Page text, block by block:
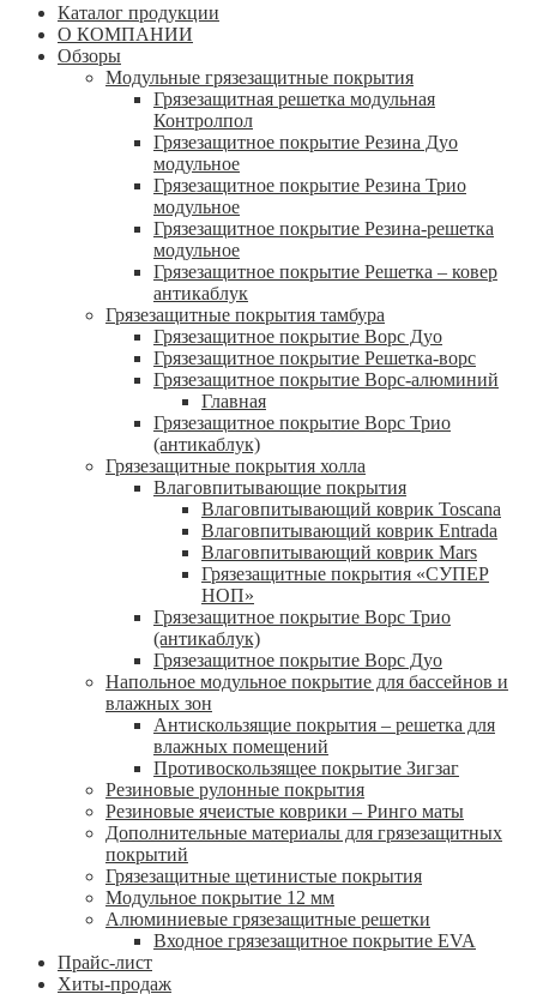
Каталог продукции
О КОМПАНИИ
Обзоры
Модульные грязезащитные покрытия
Грязезащитная решетка модульная
Контролпол
Грязезащитное покрытие Резина Дуо
модульное
Грязезащитное покрытие Резина Трио
модульное
Грязезащитное покрытие Резина-решетка
модульное
Грязезащитное покрытие Решетка – ковер
антикаблук
Грязезащитные покрытия тамбура
Грязезащитное покрытие Ворс Дуо
Грязезащитное покрытие Решетка-ворс
Грязезащитное покрытие Ворс-алюминий
Главная
Грязезащитное покрытие Ворс Трио
(антикаблук)
Грязезащитные покрытия холла
Влаговпитывающие покрытия
Влаговпитывающий коврик Toscana
Влаговпитывающий коврик Entrada
Влаговпитывающий коврик Mars
Грязезащитные покрытия «СУПЕР
НОП»
Грязезащитное покрытие Ворс Трио
(антикаблук)
Грязезащитное покрытие Ворс Дуо
Напольное модульное покрытие для бассейнов и
влажных зон
Антискользящие покрытия – решетка для
влажных помещений
Противоскользящее покрытие Зигзаг
Резиновые рулонные покрытия
Резиновые ячеистые коврики – Ринго маты
Дополнительные материалы для грязезащитных
покрытий
Грязезащитные щетинистые покрытия
Модульное покрытие 12 мм
Алюминиевые грязезащитные решетки
Входное грязезащитное покрытие EVA
Прайс-лист
Хиты-продаж